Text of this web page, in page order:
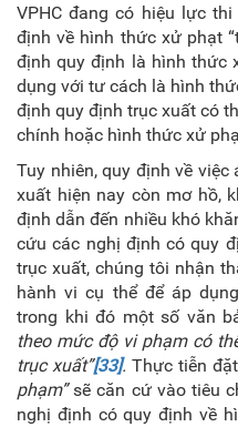
VPHC đang có hiệu lực
định về hình thức xử phạt
định quy định là hình thức
dụng với tư cách là hình
định quy định trục xuất có
chính hoặc hình thức xử
Tuy nhiên, quy định về
xuất hiện nay còn mơ hồ,
định dẫn đến nhiều khó
cứu các nghị định có quy
trục xuất, chúng tôi nhận
hành vi cụ thể để áp
trong khi đó một số văn
theo mức độ vi phạm có
trục xuất”[33]. Thực tiễn
phạm”sẽ căn cứ vào tiêu
nghị định có quy định về